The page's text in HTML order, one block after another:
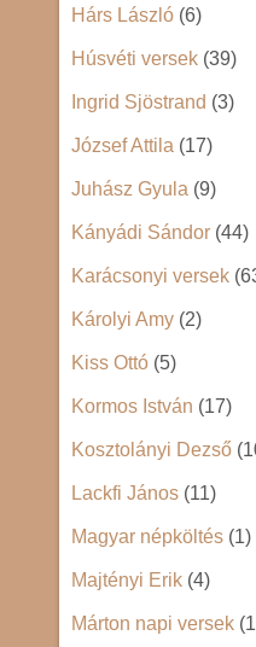
Hárs László (6)
Húsvéti versek (39)
Ingrid Sjöstrand (3)
József Attila (17)
Juhász Gyula (9)
Kányádi Sándor (44)
Karácsonyi versek
Károlyi Amy (2)
Kiss Ottó (5)
Kormos István (17)
Kosztolányi Dezső
Lackfi János (11)
Magyar népköltés (1)
Majtényi Erik (4)
Márton napi versek